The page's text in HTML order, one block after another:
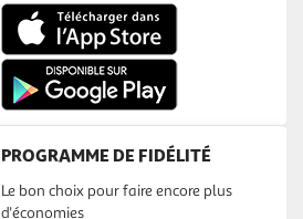
PROGRAMME DE FIDÉLITÉ
Le bon choix pour faire encore plus
d'économies